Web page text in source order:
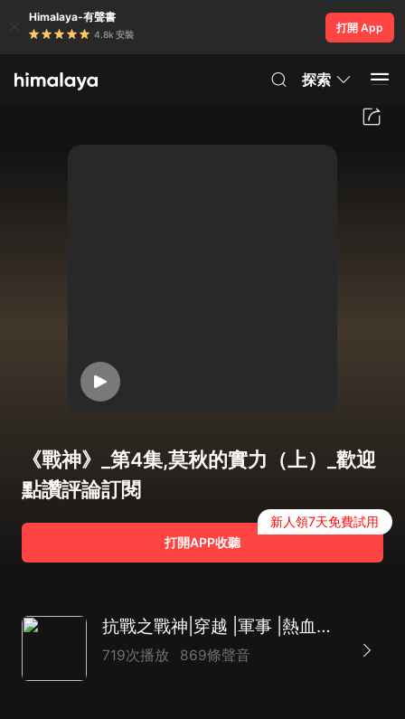
Himalaya-有聲書
4.8k 安裝
打開 App
探索
《戰神》_第4集,莫秋的實力（上）_歡迎
點讚評論訂閱
打開APP收聽
新人領7天免費試用
抗戰之戰神|穿越 |軍事 |熱血抗日 |AI多播
719次播放 869條聲音